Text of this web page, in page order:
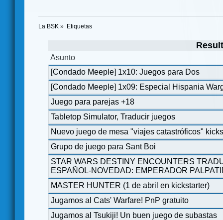
La BSK » Etiquetas
Asunto
[Condado Meeple] 1x10: Juegos para Dos
[Condado Meeple] 1x09: Especial Hispania
Juego para parejas +18
Tabletop Simulator, Traducir juegos
Nuevo juego de mesa "viajes catastróficos"
Grupo de juego para Sant Boi
STAR WARS DESTINY ENCOUNTERS
ESPAÑOL-NOVEDAD: EMPERADOR
MASTER HUNTER (1 de abril en kickstarter)
Jugamos al Cats' Warfare! PnP gratuito
Jugamos al Tsukiji! Un buen juego de subastas